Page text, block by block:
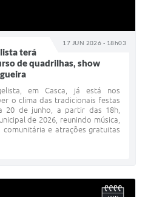
17 JUN 2026 - 18h03
terá
de quadrilhas, show
em Casca, já está nos
o clima das tradicionais festas
20 de junho, a partir das 18h,
de 2026, reunindo música,
e atrações gratuitas